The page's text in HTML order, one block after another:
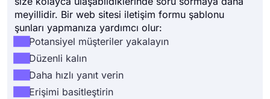
meyillidir. Bir web sitesi iletişim formu şablonu
şunları yapmanıza yardımcı olur:
Potansiyel müşteriler yakalayın
Düzenli kalın
Daha hızlı yanıt verin
Erişimi basitleştirin